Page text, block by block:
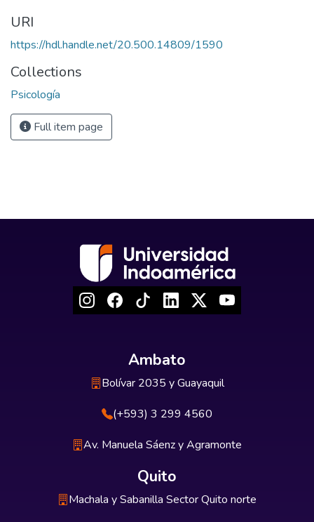
URI
https://hdl.handle.net/20.500.14809/1590
Collections
Psicología
Full item page
Ambato
Bolívar 2035 y Guayaquil
(+593) 3 299 4560
Av. Manuela Sáenz y Agramonte
Quito
Machala y Sabanilla Sector Quito norte